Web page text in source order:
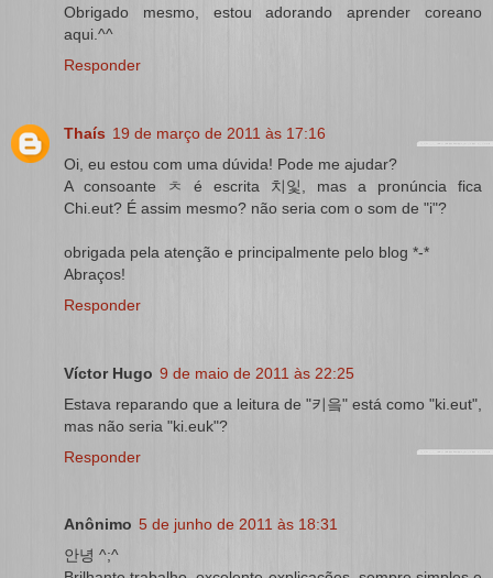
Obrigado mesmo, estou adorando aprender coreano
aqui.^^
Responder
Thaís 19 de março de 2011 às 17:16
Oi, eu estou com uma dúvida! Pode me ajudar?
A consoante ㅊ é escrita 치잋, mas a pronúncia fica
Chi.eut? É assim mesmo? não seria com o som de "i"?
obrigada pela atenção e principalmente pelo blog *-*
Abraços!
Responder
Víctor Hugo 9 de maio de 2011 às 22:25
Estava reparando que a leitura de "키읔" está como "ki.eut",
mas não seria "ki.euk"?
Responder
Anônimo 5 de junho de 2011 às 18:31
안녕 ^;^